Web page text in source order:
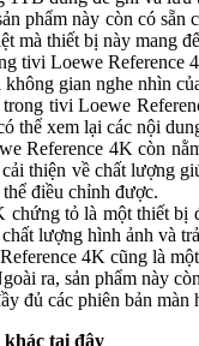
phẩm này còn có
mà thiết bị này mang
tivi Loewe Reference
gian nghe nhìn
tivi Loewe
thể xem lại các nội
Reference 4K còn
thiện về chất lượng
điều chỉnh được.
tỏ là một thiết
lượng hình ảnh và
4K cũng là
ra, sản phẩm này
đủ các phiên bản
khác tại đây